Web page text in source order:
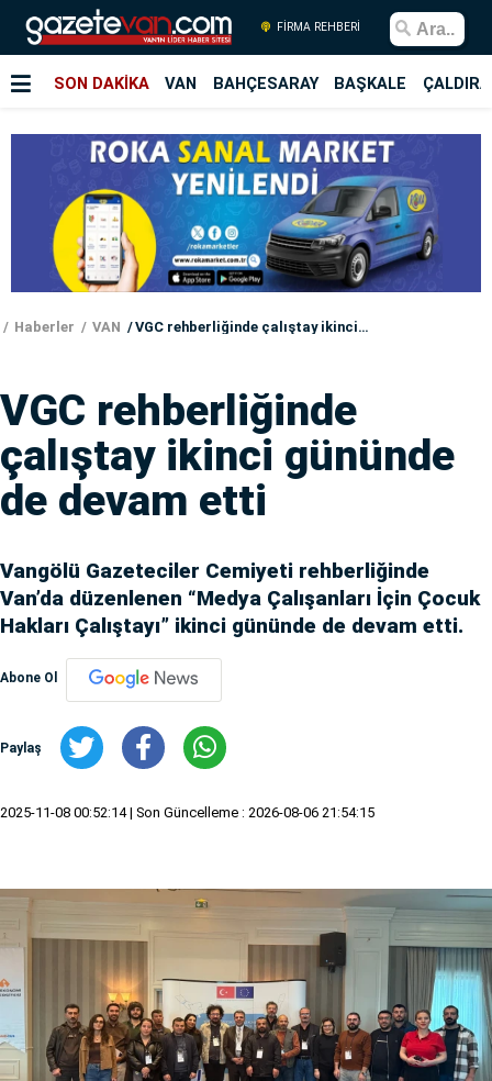
FİRMA REHBERİ
SON DAKİKA VAN BAHÇESARAY BAŞKALE
Haberler VAN VGC rehberliğinde çalıştay ikinci gününde de devam etti
VGC rehberliğinde
çalıştay ikinci gününde
de devam etti
Vangölü Gazeteciler Cemiyeti rehberliğinde
Van’da düzenlenen “Medya Çalışanları İçin Çocuk
Hakları Çalıştayı” ikinci gününde de devam etti.
Abone Ol
Paylaş
2025-11-08 00:52:14 | Son Güncelleme : 2026-08-06 21:54:15